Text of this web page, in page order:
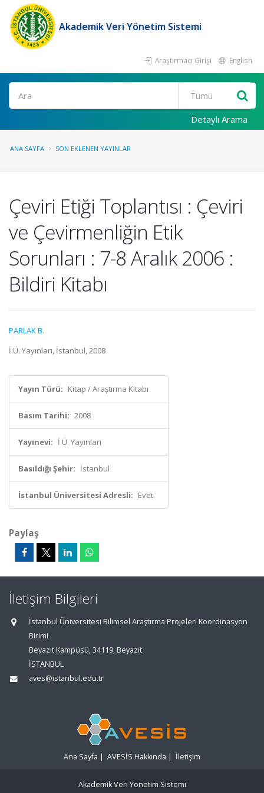
Akademik Veri Yönetim Sistemi
Araştırmacı Girişi English
Ara
Detaylı Arama
ANA SAYFA SON EKLENEN YAYINLAR
Çeviri Etiği Toplantısı : Çeviri
ve Çevirmenliğin Etik
Sorunları : 7-8 Aralık 2006 :
Bildiri Kitabı
PARLAK B.
İ.Ü. Yayınları, İstanbul, 2008
Yayın Türü: Kitap / Araştırma Kitabı
Basım Tarihi: 2008
Yayınevi: İ.Ü. Yayınları
Basıldığı Şehir: İstanbul
İstanbul Üniversitesi Adresli: Evet
Paylaş
İletişim Bilgileri
İstanbul Üniversitesi Bilimsel Araştırma Projeleri Koordinasyon
Birimi
Beyazıt Kampüsü, 34119, Beyazıt
İSTANBUL
aves@istanbul.edu.tr
Ana Sayfa | AVESİS Hakkında | İletişim
Akademik Veri Yönetim Sistemi